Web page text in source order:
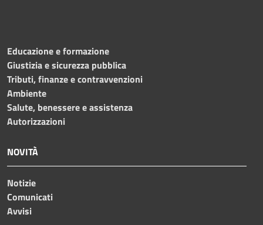
Educazione e formazione
Giustizia e sicurezza pubblica
Tributi, finanze e contravvenzioni
Ambiente
Salute, benessere e assistenza
Autorizzazioni
NOVITÀ
Notizie
Comunicati
Avvisi